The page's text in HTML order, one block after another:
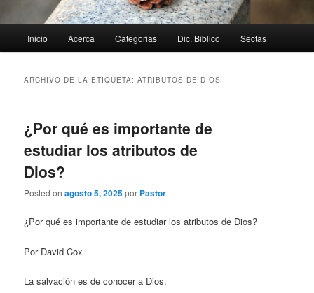
principal
Inicio Acerca Categorias Dic. Biblico Sectas
ARCHIVO DE LA ETIQUETA:ATRIBUTOS DE DIOS
¿Por qué es importante de
estudiar los atributos de
Dios?
Posted onagosto 5, 2025por Pastor
¿Por qué es importante de estudiar los atributos de Dios?
Por David Cox
La salvación es de conocer a Dios.